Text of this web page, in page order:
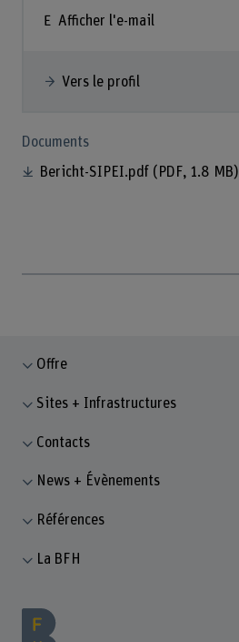
Afficher l'e-mail
Vers le profil
Documents
Bericht-SIPEI.pdf (PDF, 1.8 MB)
Offre
Sites + Infrastructures
Contacts
News + Évènements
Références
La BFH